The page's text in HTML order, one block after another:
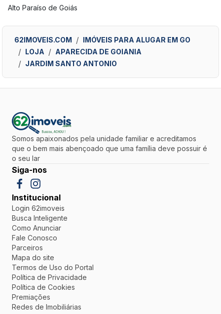
Alto Paraíso de Goiás
62IMOVEIS.COM
IMÓVEIS PARA ALUGAR EM GO
LOJA
APARECIDA DE GOIANIA
JARDIM SANTO ANTONIO
Somos apaixonados pela unidade familiar e acreditamos
que o bem mais abençoado que uma família deve possuir é
o seu lar
Siga-nos
Institucional
Login 62imoveis
Busca Inteligente
Como Anunciar
Fale Conosco
Parceiros
Mapa do site
Termos de Uso do Portal
Política de Privacidade
Política de Cookies
Premiações
Redes de Imobiliárias